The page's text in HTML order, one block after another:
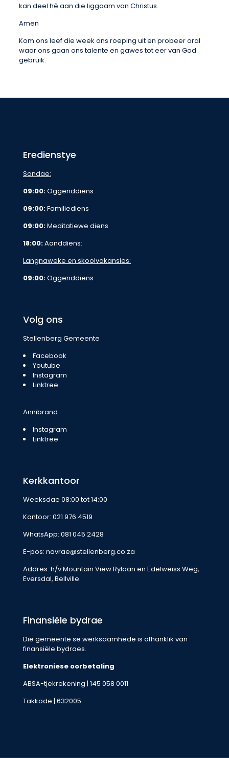
kan deel hê aan die liggaam van Christus.
Amen
Kom ons leef die week ons roeping uit en probeer oral
waar ons gaan ons talente en gawes tot eer van God
gebruik.
Eredienstye
Sondae:
09:00:Oggenddiens
09:00:Familiediens
09:00:Meditatiewe diens
18:00:Aanddiens:
Langnaweke en skoolvakansies:
09:00:Oggenddiens
Volg ons
Stellenberg Gemeente
Facebook
Youtube
Instagram
Linktree
Annibrand
Instagram
Linktree
Kerkkantoor
Weeksdae 08:00 tot 14:00
Kantoor: 021 976 4519
WhatsApp: 081 045 2428
E-pos: navrae@stellenberg.co.za
Addres: h/v Mountain View Rylaan en Edelweiss Weg,
Eversdal, Bellville.
Finansiële bydrae
Die gemeente se werksaamhede is afhanklik van
finansiële bydraes.
Elektroniese oorbetaling
ABSA-tjekrekening | 145 058 0011
Takkode | 632005